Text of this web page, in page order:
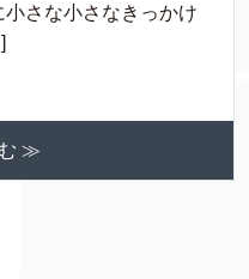
さな小さなきっかけ
≫